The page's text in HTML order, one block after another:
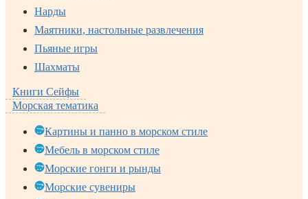
Нарды
Маятники, настольные развлечения
Пьяные игры
Шахматы
Книги Сейфы
Морская тематика
Картины и панно в морском стиле
Мебель в морском стиле
Морские гонги и рынды
Морские сувениры